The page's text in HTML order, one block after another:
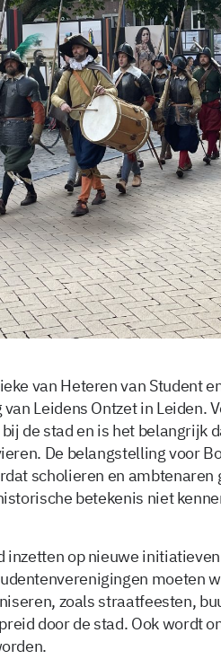
van Heteren van Student
Leidens Ontzet in Leiden.
de stad en is het belangrijk
De belangstelling voor
scholieren en ambtenaren
betekenis niet
inzetten op nieuwe
moeten
zoals straatfeesten,
door de stad. Ook wordt